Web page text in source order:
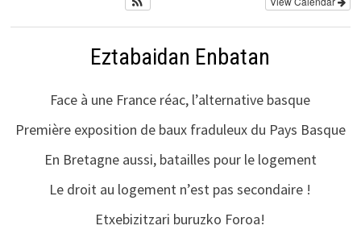
Eztabaidan Enbatan
Face à une France réac, l’alternative basque
Première exposition de baux fraduleux du Pays Basque
En Bretagne aussi, batailles pour le logement
Le droit au logement n’est pas secondaire !
Etxebizitzari buruzko Foroa!